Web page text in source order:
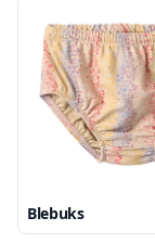
Blebuks